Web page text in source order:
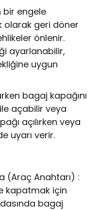
bir engele
geri döner
önlenir.
ayarlanabilir,
uygun
bagaj kapağını
açabilir veya
açılırken veya
uyarı verir.
(Araç Anahtarı) :
kapatmak için
bagaj